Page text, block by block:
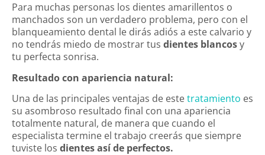
Para muchas personas los dientes amarillentos o
manchados son un verdadero problema, pero con el
blanqueamiento dental le dirás adiós a este calvario y
no tendrás miedo de mostrar tus dientes blancosy
tu perfecta sonrisa.
Resultado con apariencia natural:
Una de las principales ventajas de estetratamiento es
su asombroso resultado final con una apariencia
totalmente natural, de manera que cuando el
especialista termine el trabajo creerás que siempre
tuviste los dientes así de perfectos.